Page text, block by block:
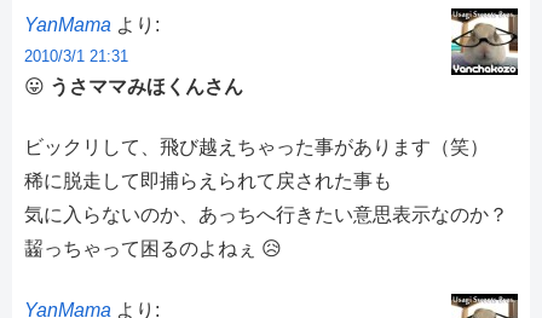
YanMama より:
2010/3/1 21:31
😛 うさママみほくんさん
ビックリして、飛び越えちゃった事があります（笑）
稀に脱走して即捕らえられて戻された事も
気に入らないのか、あっちへ行きたい意思表示なのか？
齧っちゃって困るのよねぇ 😥
YanMama より: